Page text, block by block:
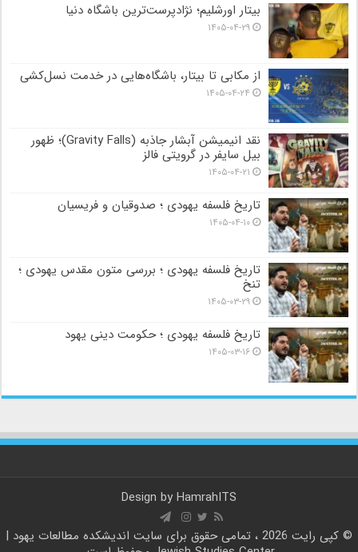
بیتار اورشلیم؛ نژادپرست‌ترین باشگاه دنیا
۱۴۰۵-۰۴-۲۹
از مکابی تا بیتار، باشگاه‌هایی در خدمت نسل‌کشی
۱۴۰۵-۰۴-۲۴
نقد انیمیشن آبشار جاذبه (Gravity Falls)؛ ظهور
بیل سایفر در گرویتی فالز
۱۴۰۵-۰۴-۲۱
تاریخ فلسفه یهودی ؛ صدوقیان و فریسیان
۱۴۰۵-۰۴-۱۰
تاریخ فلسفه یهودی ؛ بررسی متون مقدس یهودی ؛
تنخ
۱۴۰۵-۰۳-۲۹
تاریخ فلسفه یهودی ؛ حکومت دینی یهود
۱۴۰۵-۰۳-۱۶
Design by HamrahITS
© کپی رایت 2026 ، تمامی حقوق برای سایت
اندیشکده مطالعات یهود |